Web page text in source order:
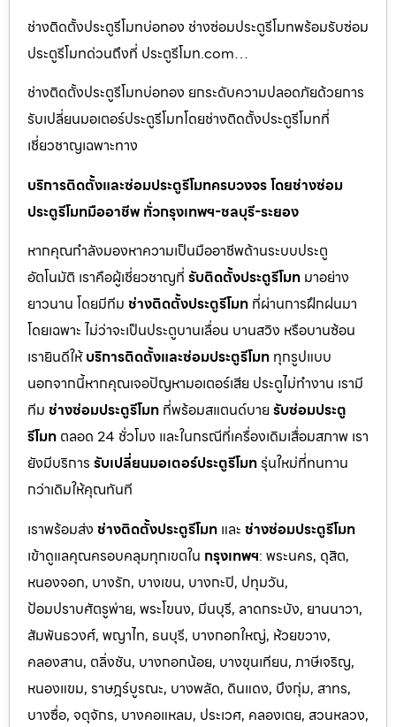
ช่างติดตั้งประตูรีโมทบ่อทอง ช่างซ่อมประตูรีโมทพร้อมรับซ่อม
ประตูรีโมทด่วนถึงที่ ประตูรีโมท.com…
ช่างติดตั้งประตูรีโมทบ่อทอง ยกระดับความปลอดภัยด้วยการ
รับเปลี่ยนมอเตอร์ประตูรีโมทโดยช่างติดตั้งประตูรีโมทที่
เชี่ยวชาญเฉพาะทาง
บริการติดตั้งและซ่อมประตูรีโมทครบวงจร โดยช่างซ่อม
ประตูรีโมทมืออาชีพ ทั่วกรุงเทพฯ-ชลบุรี-ระยอง
หากคุณกำลังมองหาความเป็นมืออาชีพด้านระบบประตู
อัตโนมัติ เราคือผู้เชี่ยวชาญที่ รับติดตั้งประตูรีโมท มาอย่าง
ยาวนาน โดยมีทีม ช่างติดตั้งประตูรีโมท ที่ผ่านการฝึกฝนมา
โดยเฉพาะ ไม่ว่าจะเป็นประตูบานเลื่อน บานสวิง หรือบานซ้อน
เรายินดีให้บริการติดตั้งและซ่อมประตูรีโมท ทุกรูปแบบ
นอกจากนี้หากคุณเจอปัญหามอเตอร์เสีย ประตูไม่ทำงาน เรามี
ทีม ช่างซ่อมประตูรีโมท ที่พร้อมสแตนด์บาย รับซ่อมประตู
รีโมท ตลอด 24 ชั่วโมง และในกรณีที่เครื่องเดิมเสื่อมสภาพ เรา
ยังมีบริการ รับเปลี่ยนมอเตอร์ประตูรีโมทรุ่นใหม่ที่ทนทาน
กว่าเดิมให้คุณทันที
เราพร้อมส่ง ช่างติดตั้งประตูรีโมท และ ช่างซ่อมประตูรีโมท
เข้าดูแลคุณครอบคลุมทุกเขตใน กรุงเทพฯ: พระนคร, ดุสิต,
หนองจอก, บางรัก, บางเขน, บางกะปิ, ปทุมวัน,
ป้อมปราบศัตรูพ่าย, พระโขนง, มีนบุรี, ลาดกระบัง, ยานนาวา,
สัมพันธวงศ์, พญาไท, ธนบุรี, บางกอกใหญ่, ห้วยขวาง,
คลองสาน, ตลิ่งชัน, บางกอกน้อย, บางขุนเทียน, ภาษีเจริญ,
หนองแขม, ราษฎร์บูรณะ, บางพลัด, ดินแดง, บึงกุ่ม, สาทร,
บางซื่อ, จตุจักร, บางคอแหลม, ประเวศ, คลองเตย, สวนหลวง,